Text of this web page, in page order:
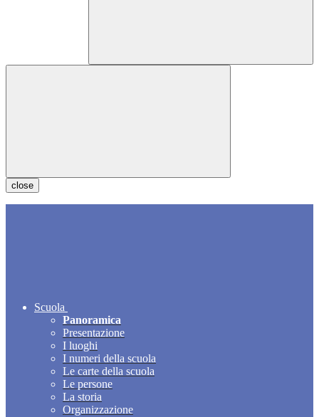
close
Scuola
Panoramica
Presentazione
I luoghi
I numeri della scuola
Le carte della scuola
Le persone
La storia
Organizzazione